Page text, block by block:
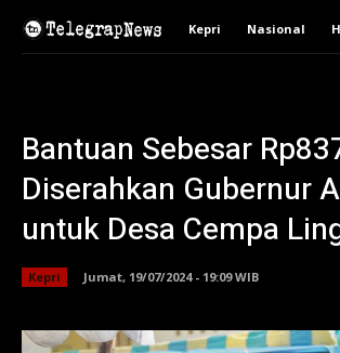
Kepri Nasional
Bantuan Sebesar
Diserahkan Gubernur
untuk Desa Cempa
Kepri Jumat, 19/07/2024 - 19:09 WIB